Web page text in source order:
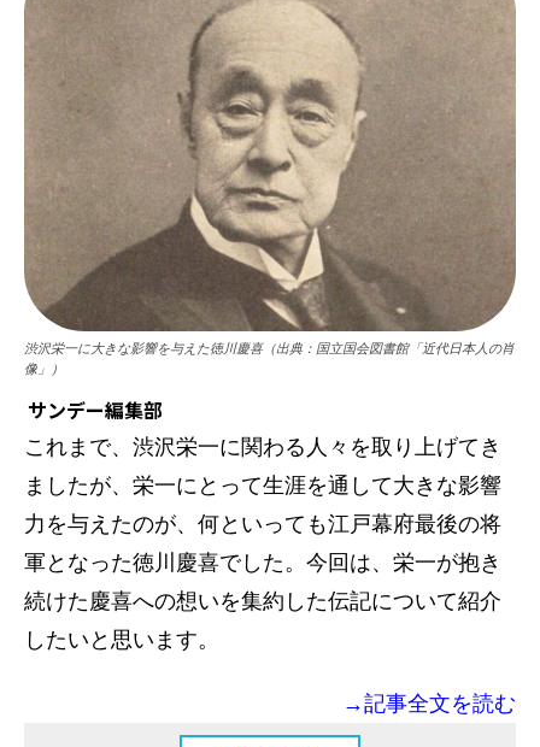
渋沢栄一に大きな影響を与えた徳川慶喜（出典：国立国会図書館「近代日本人の肖
像」）
サンデー編集部
これまで、渋沢栄一に関わる人々を取り上げてき
ましたが、栄一にとって生涯を通して大きな影響
力を与えたのが、何といっても江戸幕府最後の将
軍となった徳川慶喜でした。今回は、栄一が抱き
続けた慶喜への想いを集約した伝記について紹介
したいと思います。
→記事全文を読む